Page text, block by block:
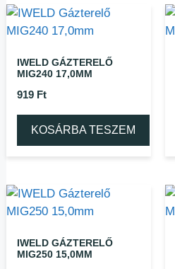
IWELD GÁZTERELŐ
MIG240 17,0MM
919 Ft
KOSÁRBA TESZEM
IWELD GÁZTERELŐ
MIG250 15,0MM